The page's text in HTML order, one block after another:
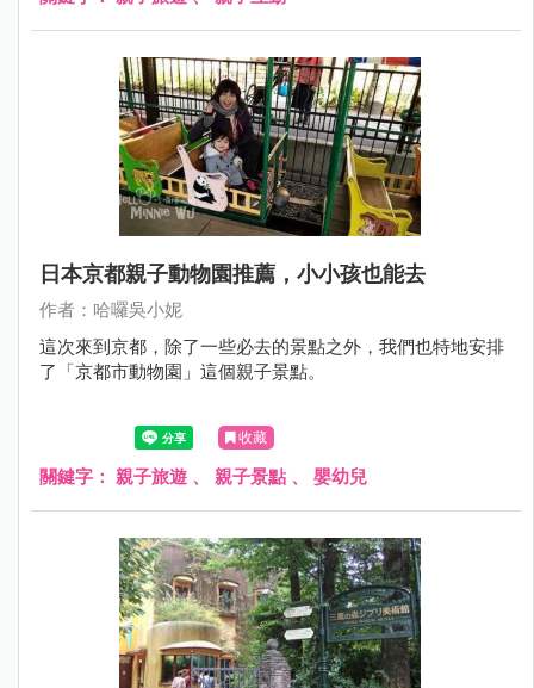
日本京都親子動物園推薦，小小孩也能去
作者：哈囉吳小妮
這次來到京都，除了一些必去的景點之外，我們也特地安排
了「京都市動物園」這個親子景點。
收藏
關鍵字： 親子旅遊 、 親子景點 、 嬰幼兒